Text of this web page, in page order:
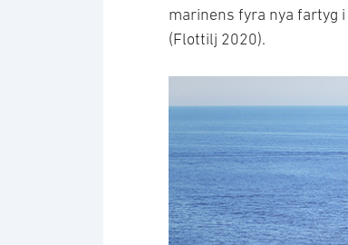
marinens fyra nya fartyg
(Flottilj 2020).